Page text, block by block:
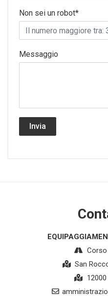
Non sei un robot*
Messaggio
Invia
Corso
San